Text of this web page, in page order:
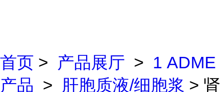
首页 > 产品展厅 > 1 ADME
产品 > 肝胞质液/细胞浆 > 肾